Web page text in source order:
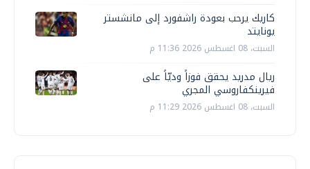
كاريك يرحب بعودة راشفورد إلى مانشستر
يونايتد
السبت، 08 اغسطس 2026 11:36 م
ريال مدريد يحقق فوزاً وديّاً على
فيرينكفاروسي المجري
السبت، 08 اغسطس 2026 11:29 م